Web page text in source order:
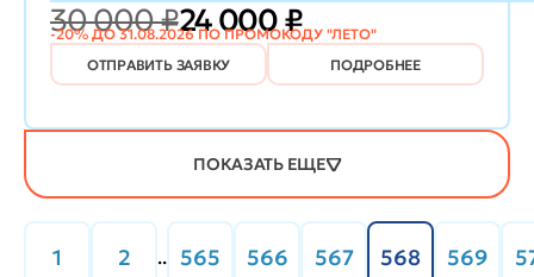
30 000 ₽24 000 ₽
-20% ДО 31.08.2026 ПО ПРОМОКОДУ "ЛЕТО"
ОТПРАВИТЬ ЗАЯВКУ
ПОДРОБНЕЕ
ПОКАЗАТЬ ЕЩЕ
1 2 .. 565 566 567 568 569